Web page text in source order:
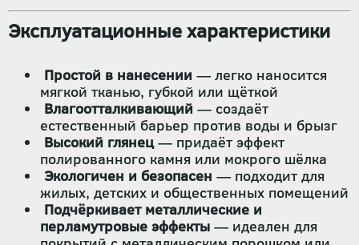
Эксплуатационные характеристики
Простой в нанесении — легко наносится
мягкой тканью, губкой или щёткой
Влагоотталкивающий — создаёт
естественный барьер против воды и брызг
Высокий глянец— придаёт эффект
полированного камня или мокрого шёлка
Экологичен и безопасен — подходит для
жилых, детских и общественных помещений
Подчёркивает металлические и
перламутровые эффекты — идеален для